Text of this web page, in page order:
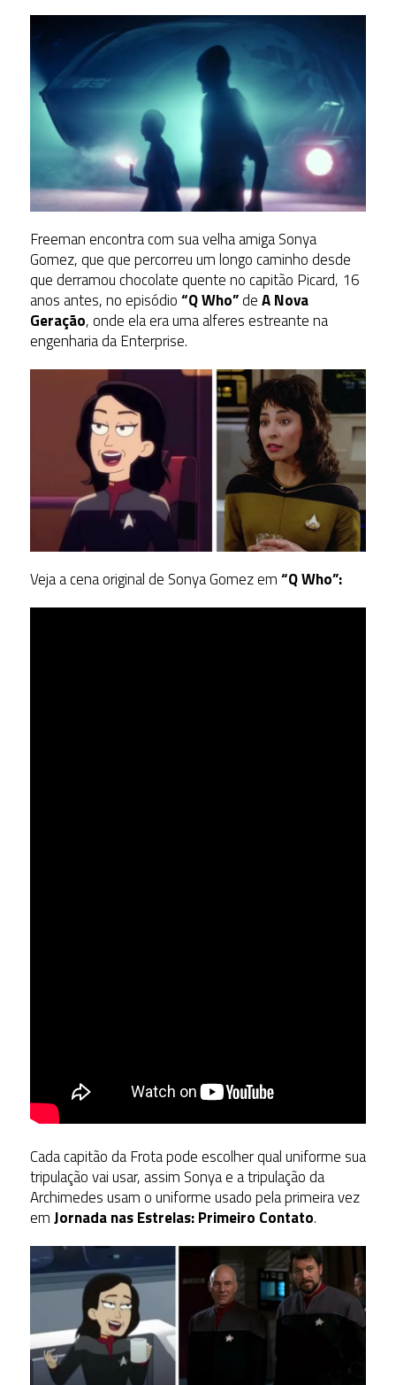
Freeman encontra com sua velha amiga Sonya
Gomez, que que percorreu um longo caminho desde
que derramou chocolate quente no capitão Picard, 16
anos antes, no episódio“Q Who”deA Nova
Geração, onde ela era uma alferes estreante na
engenharia da Enterprise.
Veja a cena original de Sonya Gomez em“Q Who”:
Cada capitão da Frota pode escolher qual uniforme sua
tripulação vai usar, assim Sonya e a tripulação da
Archimedes usam o uniforme usado pela primeira vez
emJornada nas Estrelas: Primeiro Contato.